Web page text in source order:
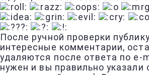
После ручной проверки
интересные комментарии,
удаляются после ответа по e-
нужен и вы правильно указали